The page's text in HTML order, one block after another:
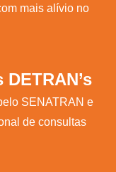
mais alívio no
SENATRAN e
de consultas